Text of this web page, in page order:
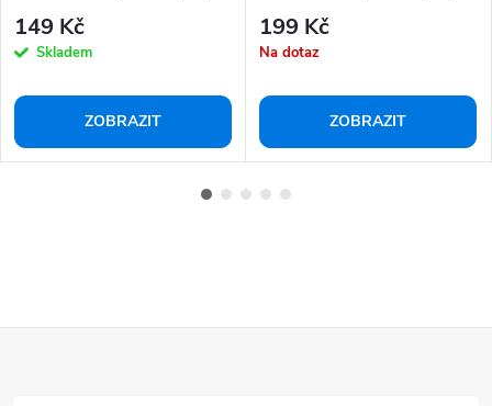
149 Kč
Skladem
ZOBRAZIT
199 Kč
Na dotaz
ZOBRAZIT